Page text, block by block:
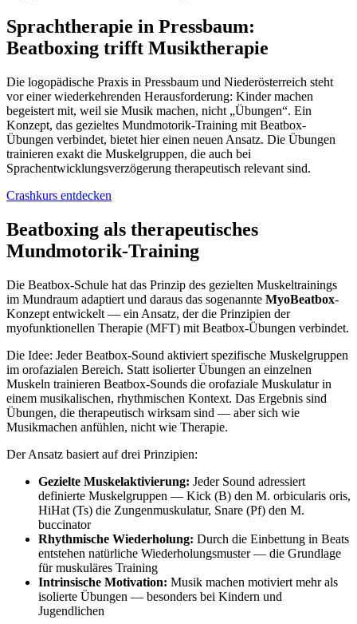
Sprachtherapie in Pressbaum:
Beatboxing trifft Musiktherapie
Die logopädische Praxis in Pressbaum und Niederösterreich steht
vor einer wiederkehrenden Herausforderung: Kinder machen
begeistert mit, weil sie Musik machen, nicht „Übungen“. Ein
Konzept, das gezieltes Mundmotorik-Training mit Beatbox-
Übungen verbindet, bietet hier einen neuen Ansatz. Die Übungen
trainieren exakt die Muskelgruppen, die auch bei
Sprachentwicklungsverzögerung therapeutisch relevant sind.
Crashkurs entdecken
Beatboxing als therapeutisches
Mundmotorik-Training
Die Beatbox-Schule hat das Prinzip des gezielten Muskeltrainings
im Mundraum adaptiert und daraus das sogenannte MyoBeatbox-
Konzept entwickelt — ein Ansatz, der die Prinzipien der
myofunktionellen Therapie (MFT) mit Beatbox-Übungen verbindet.
Die Idee: Jeder Beatbox-Sound aktiviert spezifische Muskelgruppen
im orofazialen Bereich. Statt isolierter Übungen an einzelnen
Muskeln trainieren Beatbox-Sounds die orofaziale Muskulatur in
einem musikalischen, rhythmischen Kontext. Das Ergebnis sind
Übungen, die therapeutisch wirksam sind — aber sich wie
Musikmachen anfühlen, nicht wie Therapie.
Der Ansatz basiert auf drei Prinzipien:
Gezielte Muskelaktivierung: Jeder Sound adressiert
definierte Muskelgruppen — Kick (B) den M. orbicularis oris,
HiHat (Ts) die Zungenmuskulatur, Snare (Pf) den M.
buccinator
Rhythmische Wiederholung: Durch die Einbettung in Beats
entstehen natürliche Wiederholungsmuster — die Grundlage
für muskuläres Training
Intrinsische Motivation: Musik machen motiviert mehr als
isolierte Übungen — besonders bei Kindern und
Jugendlichen